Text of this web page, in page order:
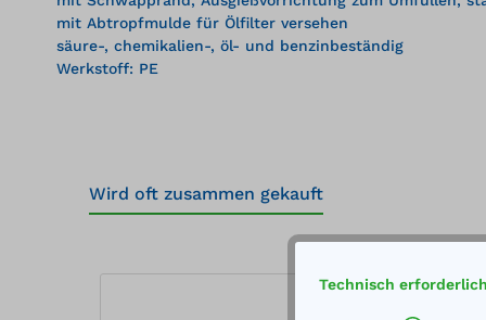
mit Abtropfmulde für Ölfilter versehen
säure-, chemikalien-, öl- und benzinbeständig
Werkstoff: PE
Wird oft zusammen gekauft
Technisch erforderlich